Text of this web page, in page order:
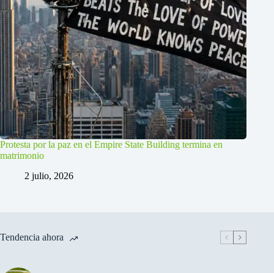
Protesta por la paz en el Empire State Building termina en
matrimonio
2 julio, 2026
Tendencia ahora